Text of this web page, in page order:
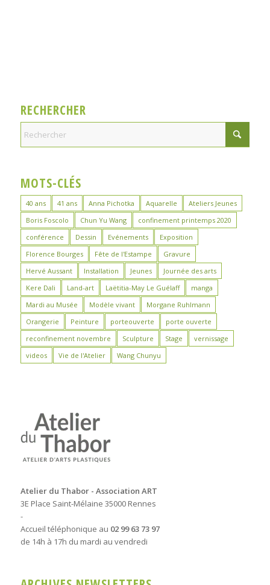
RECHERCHER
MOTS-CLÉS
40 ans 41 ans Anna Pichotka Aquarelle
Ateliers Jeunes
Boris Foscolo
Chun Yu Wang
confinement printemps 2020
conférence
Dessin Evénements
Exposition
Florence Bourges
Fête de l'Estampe
Gravure
Hervé Aussant
Installation Jeunes
Journée des arts
Kere Dali
Land-art Laëtitia-May Le Guélaff
manga
Mardi au Musée
Modèle vivant
Morgane Ruhlmann
Orangerie
Peinture porteouverte
porte ouverte
reconfinement novembre
Sculpture Stage
vernissage
videos
Vie de l'Atelier Wang Chunyu
Atelier du Thabor - Association ART
3E Place Saint-Mélaine 35000 Rennes
-
Accueil téléphonique au 02 99 63 73 97
de 14h à 17h du mardi au vendredi